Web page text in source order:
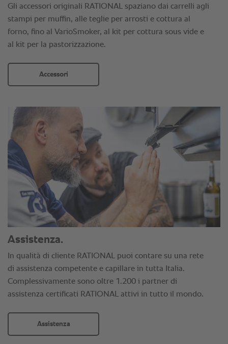
Gli accessori originali RATIONAL spaziano dai carrelli agli
stampi per muffin, alle teglie per arrosti e cottura al
forno, fino al VarioSmoker, al kit per cottura sous vide e
al kit per la pastorizzazione.
Accessori
Assistenza.
In qualità di cliente RATIONAL puoi contare su una rete
di assistenza competente e capillare in tutta Italia.
Complessivamente sono oltre 1.200 i partner di
assistenza certificati RATIONAL attivi in tutto il mondo.
Assistenza